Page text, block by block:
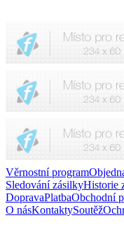
Věrnostní program
Sledování zásilkyHistorie
DopravaPlatbaObchodní
O násKontaktySoutěž